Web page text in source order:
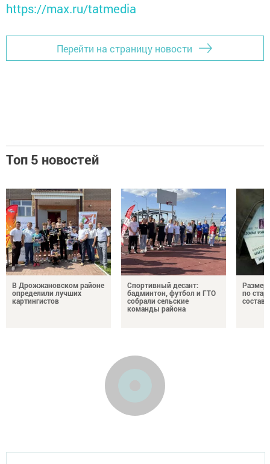
https://max.ru/tatmedia
Перейти на страницу новости
Топ 5 новостей
В Дрожжановском районе
определили лучших
картингистов
Спортивный десант:
бадминтон, футбол и ГТО
собрали сельские
команды района
Размер
по